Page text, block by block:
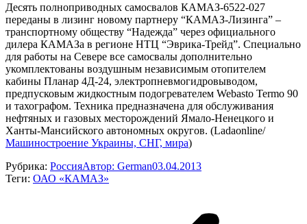
Десять полноприводных самосвалов КАМАЗ-6522-027
переданы в лизинг новому партнеру “КАМАЗ-Лизинга” –
транспортному обществу “Надежда” через официального
дилера КАМАЗа в регионе НТЦ “Эврика-Трейд”. Специально
для работы на Севере все самосвалы дополнительно
укомплектованы воздушным независимым отопителем
кабины Планар 4Д-24, электропневмогидровыводом,
предпусковым жидкостным подогревателем Webasto Termo 90
и тахографом. Техника предназначена для обслуживания
нефтяных и газовых месторождений Ямало-Ненецкого и
Ханты-Мансийского автономных округов. (Ladaonline/
Машиностроение Украины, СНГ, мира)
Рубрика: РоссияАвтор: German03.04.2013
Теги: ОАО «КАМАЗ»